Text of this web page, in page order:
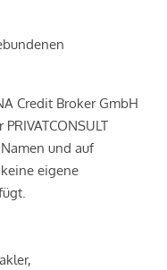
Credit Broker GmbH
und auf
eigene